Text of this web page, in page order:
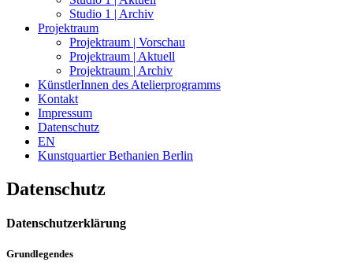
Studio 1 | Archiv
Projektraum
Projektraum | Vorschau
Projektraum | Aktuell
Projektraum | Archiv
KünstlerInnen des Atelierprogramms
Kontakt
Impressum
Datenschutz
EN
Kunstquartier Bethanien Berlin
Datenschutz
Datenschutzerklärung
Grundlegendes